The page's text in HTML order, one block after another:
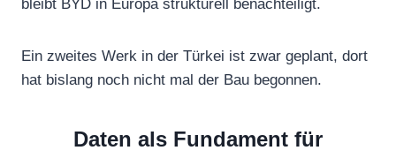
bleibt BYD in Europa strukturell benachteiligt.
Ein zweites Werk in der Türkei ist zwar geplant, dort
hat bislang noch nicht mal der Bau begonnen.
Daten als Fundament für